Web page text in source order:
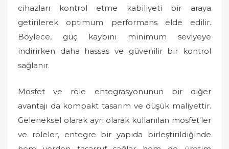
cihazları kontrol etme kabiliyeti bir araya
getirilerek optimum performans elde edilir.
Böylece, güç kaybını minimum seviyeye
indirirken daha hassas ve güvenilir bir kontrol
sağlanır.
Mosfet ve röle entegrasyonunun bir diğer
avantajı da kompakt tasarım ve düşük maliyettir.
Geleneksel olarak ayrı olarak kullanılan mosfet'ler
ve röleler, entegre bir yapıda birleştirildiğinde